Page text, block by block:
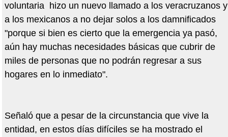
voluntaria hizo un nuevo llamado a los veracruzanos y
a los mexicanos a no dejar solos a los damnificados
"porque si bien es cierto que la emergencia ya pasó,
aún hay muchas necesidades básicas que cubrir de
miles de personas que no podrán regresar a sus
hogares en lo inmediato".
Señaló que a pesar de la circunstancia que vive la
entidad, en estos días difíciles se ha mostrado el